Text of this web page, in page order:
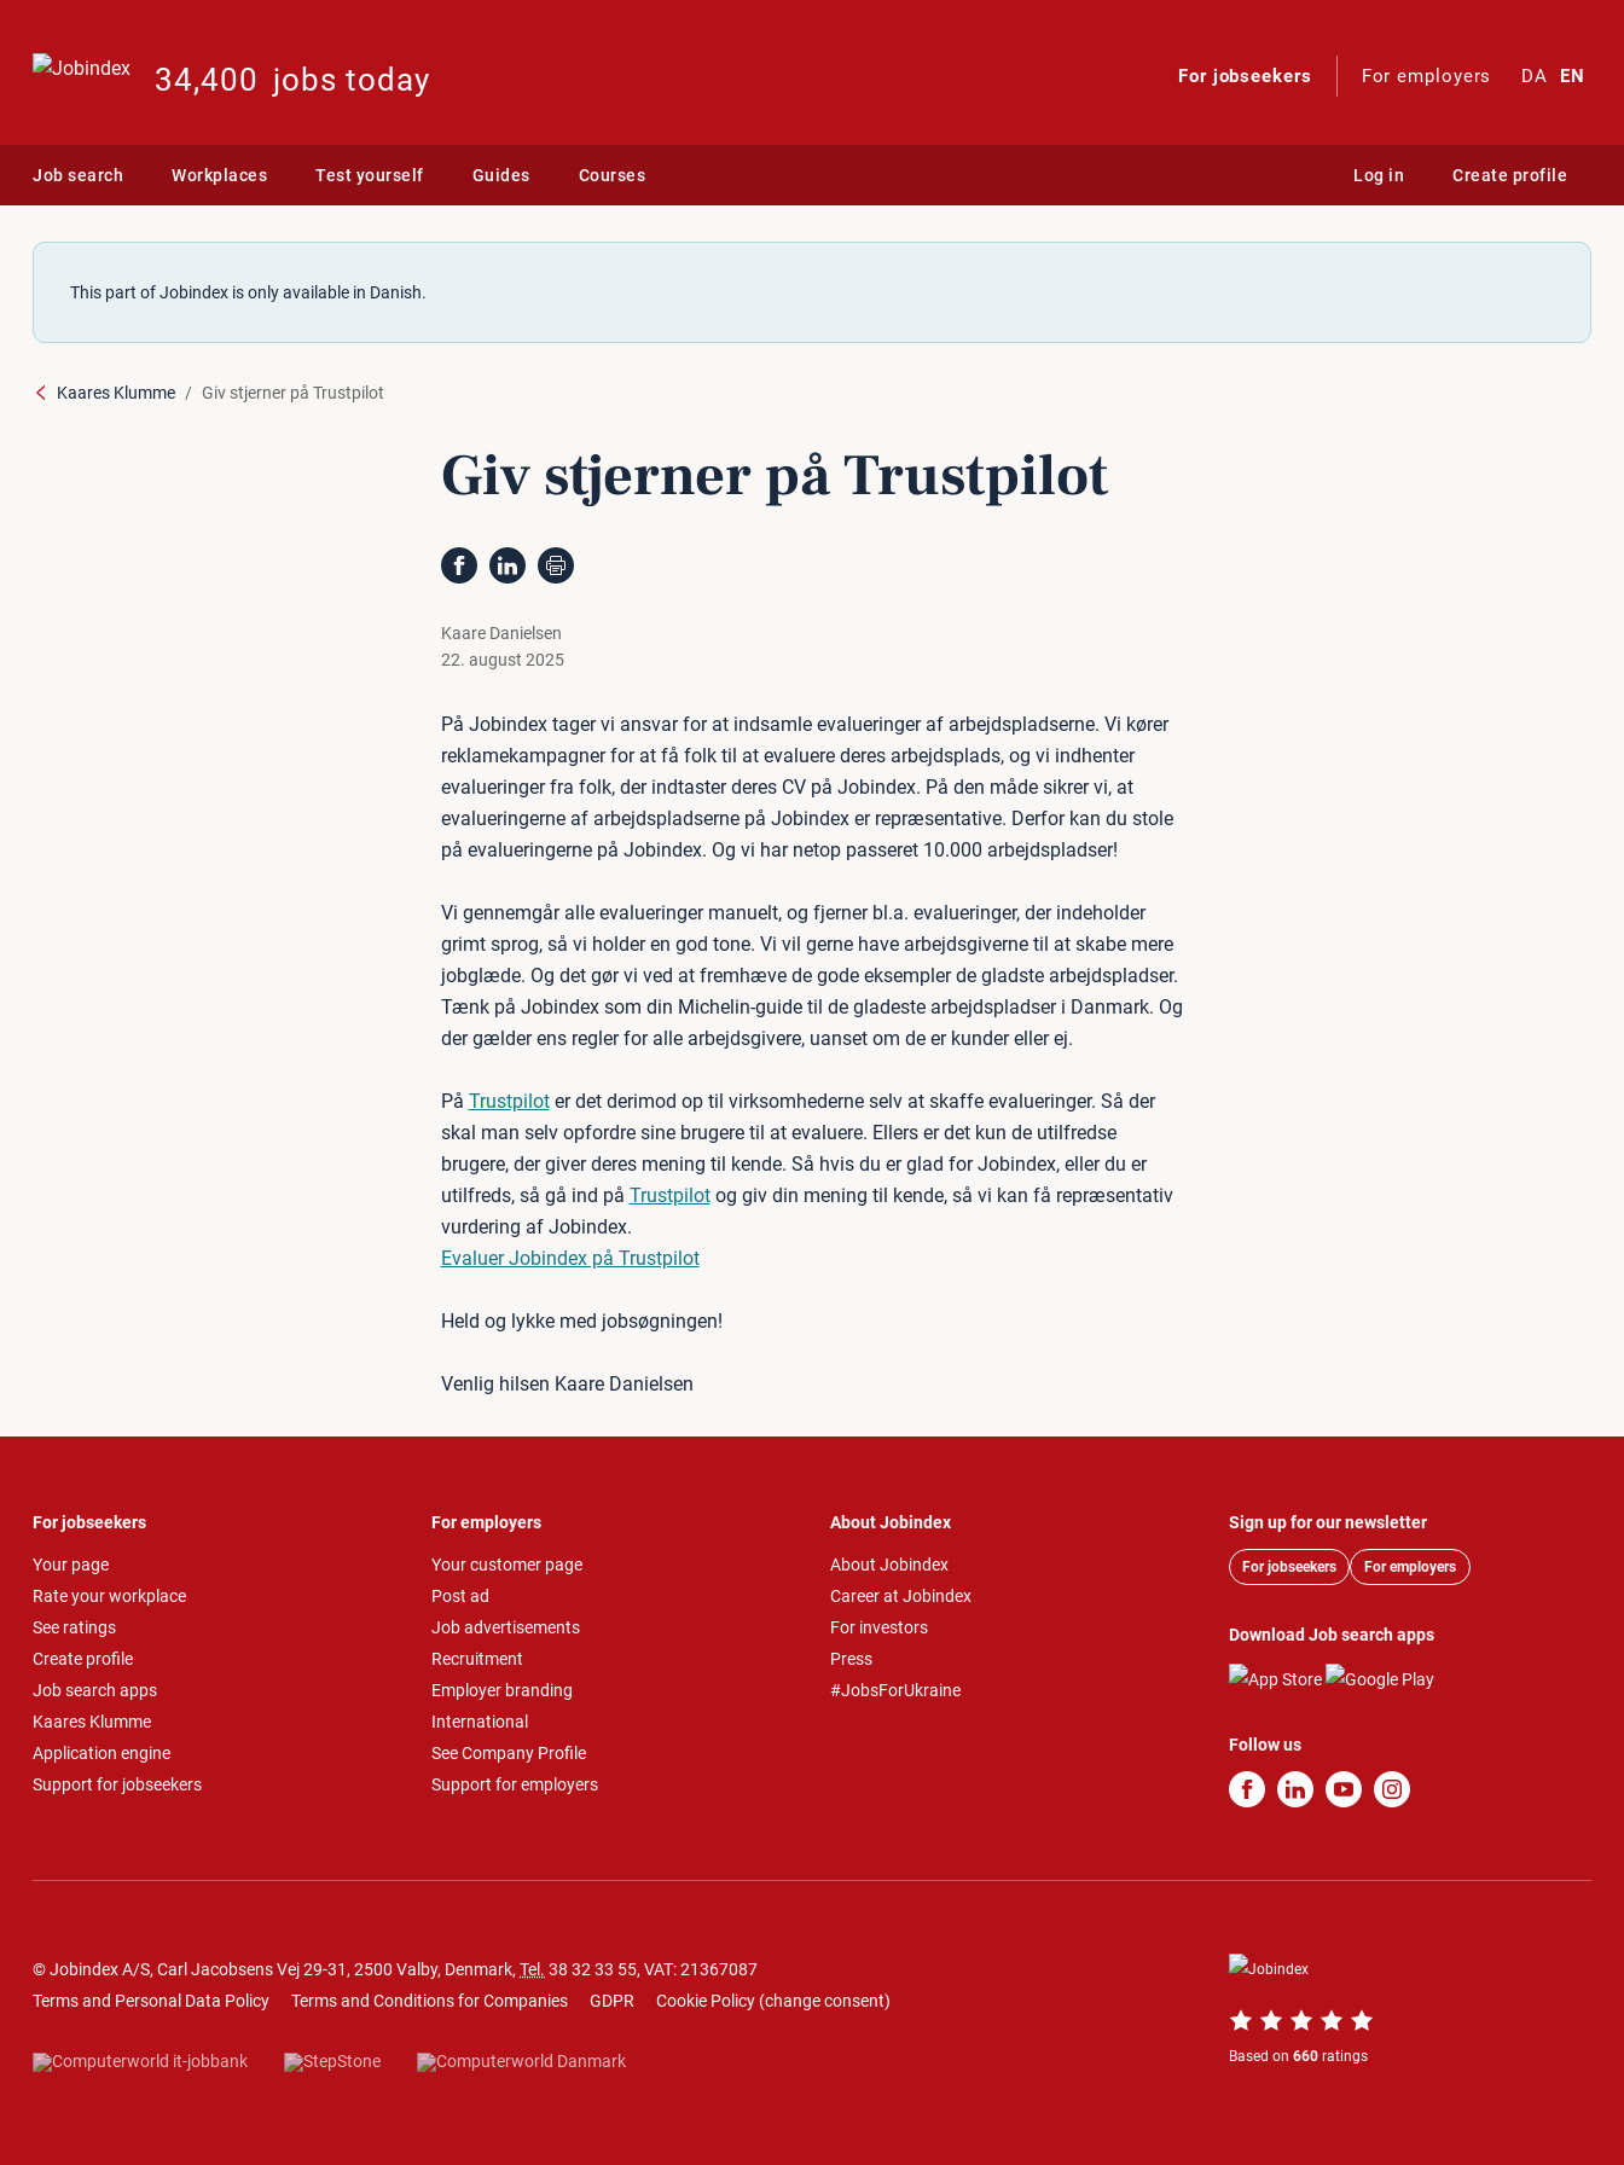
34,400 jobs today For jobseekers For employers DA EN
Job search Workplaces Test yourself Guides Courses Log in Create profile
This part of Jobindex is only available in Danish.
Kaares Klumme Giv stjerner på Trustpilot
Giv stjerner på Trustpilot
Kaare Danielsen
22. august 2025
På Jobindex tager vi ansvar for at indsamle evalueringer af arbejdspladserne. Vi kører
reklamekampagner for at få folk til at evaluere deres arbejdsplads, og vi indhenter
evalueringer fra folk, der indtaster deres CV på Jobindex. På den måde sikrer vi, at
evalueringerne af arbejdspladserne på Jobindex er repræsentative. Derfor kan du stole
på evalueringerne på Jobindex. Og vi har netop passeret 10.000 arbejdspladser!
Vi gennemgår alle evalueringer manuelt, og fjerner bl.a. evalueringer, der indeholder
grimt sprog, så vi holder en god tone. Vi vil gerne have arbejdsgiverne til at skabe mere
jobglæde. Og det gør vi ved at fremhæve de gode eksempler de gladste arbejdspladser.
Tænk på Jobindex som din Michelin-guide til de gladeste arbejdspladser i Danmark. Og
der gælder ens regler for alle arbejdsgivere, uanset om de er kunder eller ej.
På Trustpiloter det derimod op til virksomhederne selv at skaffe evalueringer. Så der
skal man selv opfordre sine brugere til at evaluere. Ellers er det kun de utilfredse
brugere, der giver deres mening til kende. Så hvis du er glad for Jobindex, eller du er
utilfreds, så gå ind på Trustpilotog giv din mening til kende, så vi kan få repræsentativ
vurdering af Jobindex.
Evaluer Jobindex på Trustpilot
Held og lykke med jobsøgningen!
Venlig hilsen Kaare Danielsen
For jobseekers
Your page
Rate your workplace
See ratings
Create profile
Job search apps
Kaares Klumme
Application engine
Support for jobseekers
For employers
Your customer page
Post ad
Job advertisements
Recruitment
Employer branding
International
See Company Profile
Support for employers
About Jobindex
About Jobindex
Career at Jobindex
For investors
Press
#JobsForUkraine
Sign up for our newsletter
For jobseekers For employers
Download Job search apps
Follow us
© Jobindex A/S, Carl Jacobsens Vej 29-31, 2500 Valby, Denmark, Tel. 38 32 33 55, VAT: 21367087
Terms and Personal Data Policy
Terms and Conditions for Companies GDPR Cookie Policy (change consent)
Based on 660 ratings